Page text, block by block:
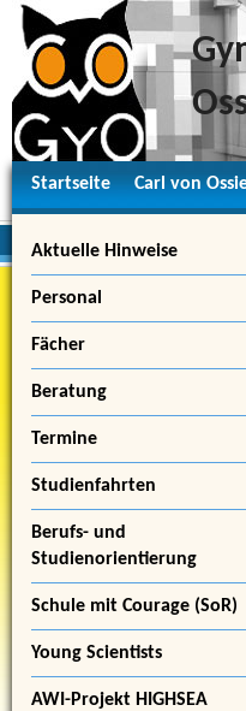
Startseite Carl von
Aktuelle Hinweise
Personal
Fächer
Beratung
Termine
Studienfahrten
Berufs- und
Studienorientierung
Schule mit Courage (SoR)
Young Scientists
AWI-Projekt HIGHSEA